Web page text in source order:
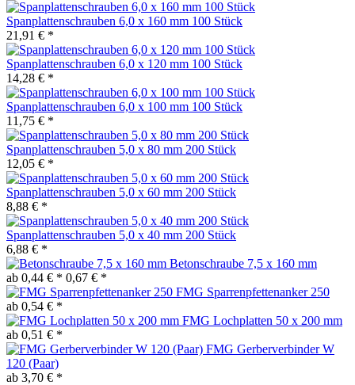
Spanplattenschrauben 6,0 x 160 mm 100 Stück
21,91 € *
Spanplattenschrauben 6,0 x 120 mm 100 Stück
14,28 € *
Spanplattenschrauben 6,0 x 100 mm 100 Stück
11,75 € *
Spanplattenschrauben 5,0 x 80 mm 200 Stück
12,05 € *
Spanplattenschrauben 5,0 x 60 mm 200 Stück
8,88 € *
Spanplattenschrauben 5,0 x 40 mm 200 Stück
6,88 € *
Betonschraube 7,5 x 160 mm
ab 0,44 € * 0,67 € *
FMG Sparrenpfettenanker 250
ab 0,54 € *
FMG Lochplatten 50 x 200 mm
ab 0,51 € *
FMG Gerberverbinder W
120 (Paar)
ab 3,70 € *